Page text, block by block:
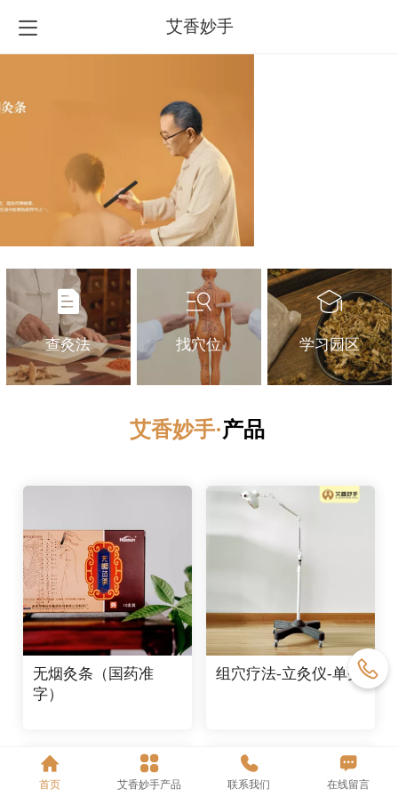
艾香妙手
查灸法 找穴位 学习园区
艾香妙手·产品
无烟灸条（国药准
字）
组穴疗法-立灸仪-单头
艾香妙手· 产品
首页 艾香妙手产品 联系我们 在线留言